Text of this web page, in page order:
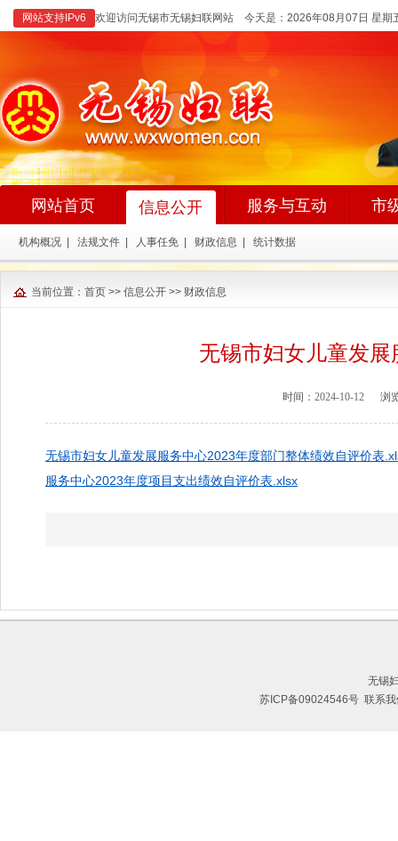
网站支持IPv6 欢迎访问无锡市无锡妇联网站 今天是： 2026年08月07日 星期
网站首页 信息公开 服务与互动 市
机构概况 法规文件 人事任免 财政信息 统计数据
当前位置： 首页 >> 信息公开 >> 财政信息
无锡市妇女儿童发
时间： 2024-10-12 浏
无锡市妇女儿童发展服务中心2023年度部门整体绩效自评价表
服务中心2023年度项目支出绩效自评价表.xlsx
无锡
苏ICP备09024546号 联系